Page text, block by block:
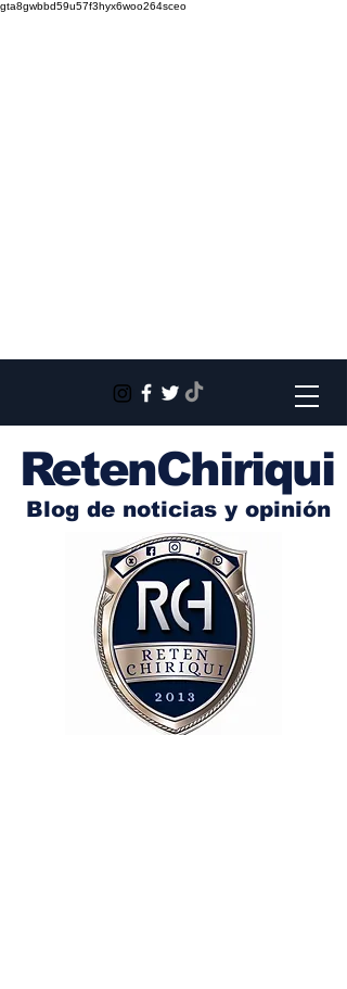
gta8gwbbd59u57f3hyx6woo264sceo
RetenChiriqui
Blog de noticias y opinión